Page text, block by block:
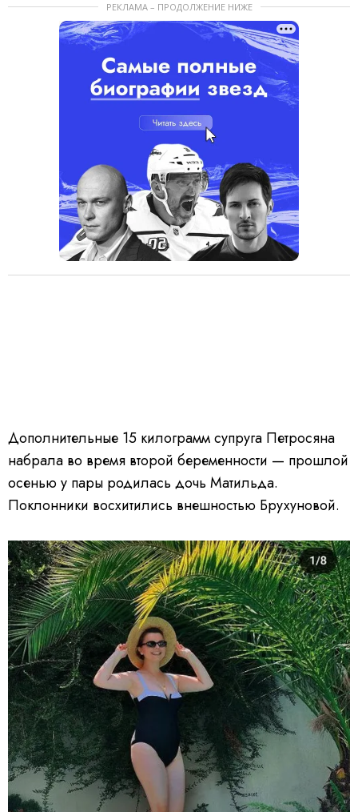
РЕКЛАМА – ПРОДОЛЖЕНИЕ НИЖЕ
Дополнительные 15 килограмм супруга Петросяна
набрала во время второй беременности — прошлой
осенью у пары родилась дочь Матильда.
Поклонники восхитились внешностью Брухуновой.